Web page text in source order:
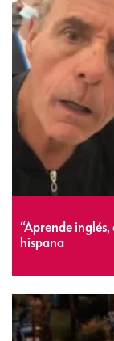
“Aprende
hispana